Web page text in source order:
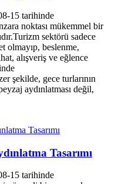
15 tarihinde
noktası mükemmel bir
sektörü sadece
olmayıp, beslenme,
alışveriş ve eğlence
şekilde, gece turlarının
aydınlatması değil,
Tasarımı
15 tarihinde